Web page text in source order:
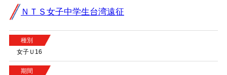
ＮＴＳ女子中学生台湾遠征
種別
女子Ｕ16
期間